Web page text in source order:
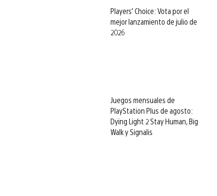
Players’ Choice: Vota por el
mejor lanzamiento de julio de
2026
Juegos mensuales de
PlayStation Plus de agosto:
Dying Light 2 Stay Human, Big
Walk y Signalis